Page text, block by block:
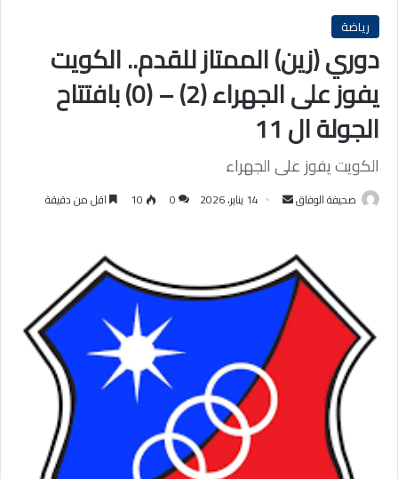
رياضة
دوري (زين) الممتاز للقدم.. الكويت
يفوز على الجهراء (2) – (0) بافتتاح
الجولة ال 11
الكويت يفوز على الجهراء
صحيفة الوفاق
أرسل 14 يناير، 2026 0
10 اقل من دقيقة